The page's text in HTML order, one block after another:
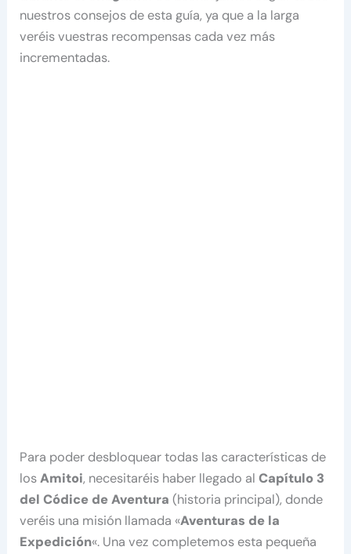
nuestros consejos de esta guía, ya que a la larga
veréis vuestras recompensas cada vez más
incrementadas.
Para poder desbloquear todas las características de
losAmitoi, necesitaréis haber llegado alCapítulo 3
del Códice de Aventura (historia principal), donde
veréis una misión llamada «Aventuras de la
Expedición«. Una vez completemos esta pequeña